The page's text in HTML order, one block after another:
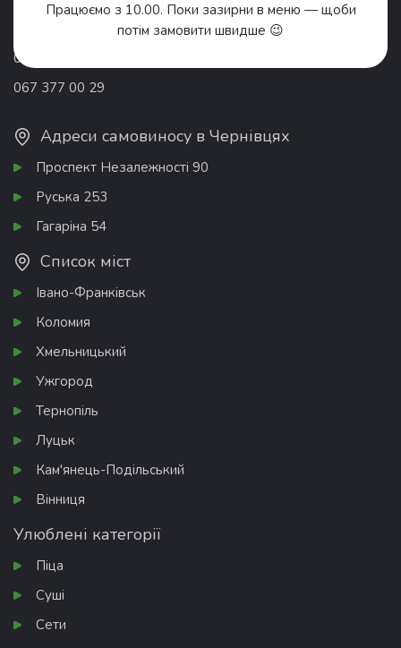
Донати
050 477 00 29
067 377 00 29
Адреси самовиносу в Чернівцях
Проспект Незалежності 90
Руська 253
Гагаріна 54
Список міст
Івано-Франківськ
Коломия
Хмельницький
Ужгород
Тернопіль
Луцьк
Кам'янець-Подільський
Вінниця
Улюблені категорії
Піца
Суші
Сети
Працюємо з 10.00. Поки зазирни в меню — щоби
потім замовити швидше 😉